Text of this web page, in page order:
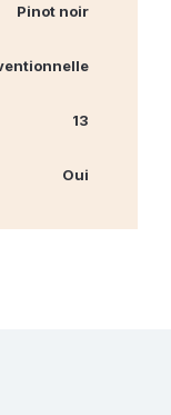
Pinot noir
13
Oui